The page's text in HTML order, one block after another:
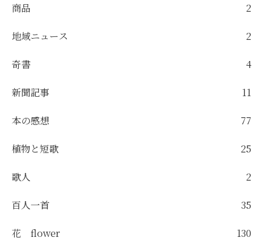
商品 2
地域ニュース 2
奇書 4
新聞記事 11
本の感想 77
植物と短歌 25
歌人 2
百人一首 35
花 flower 130